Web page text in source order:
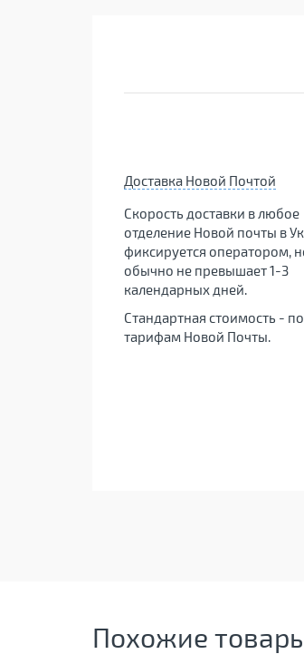
Доставка Новой Почтой
Скорость доставки в любое
отделение Новой почты в
фиксируется оператором,
обычно не превышает 1-3
календарных дней.
Стандартная стоимость - по
тарифам Новой Почты.
Похожие